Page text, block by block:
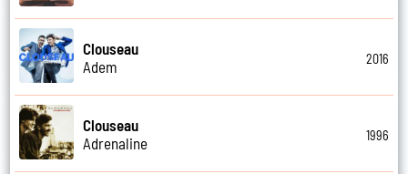
Clouseau
Adem
2016
Clouseau
Adrenaline
1996